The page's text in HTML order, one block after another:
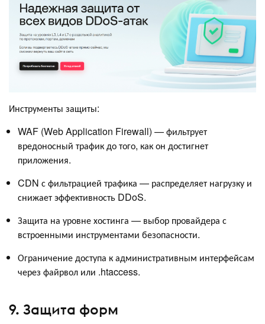
Инструменты защиты:
WAF (Web Application Firewall) — фильтрует
вредоносный трафик до того, как он достигнет
приложения.
CDN с фильтрацией трафика — распределяет нагрузку и
снижает эффективность DDoS.
Защита на уровне хостинга — выбор провайдера с
встроенными инструментами безопасности.
Ограничение доступа к административным интерфейсам
через файрвол или .htaccess.
9. Защита форм